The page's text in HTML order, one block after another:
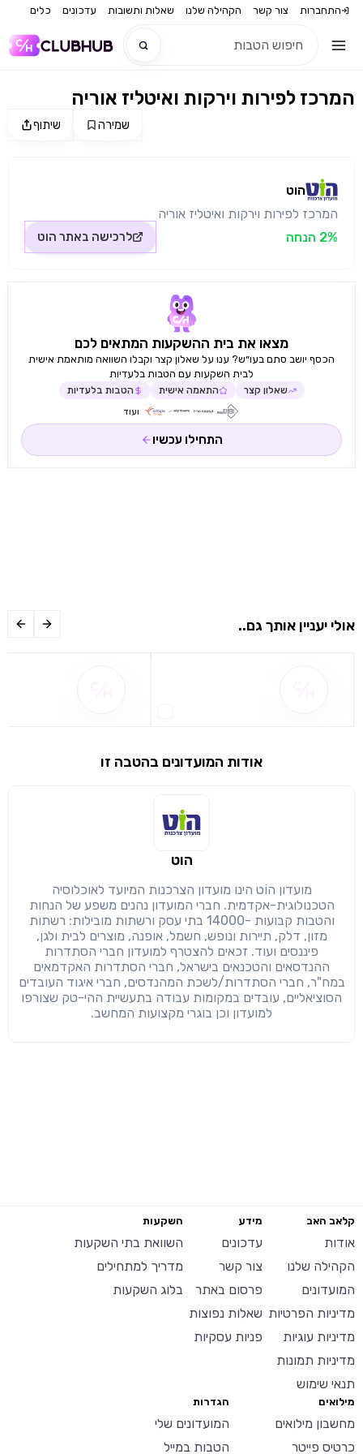
התחברות צור קשר הקהילה שלנו שאלות ותשובות עדכונים כלים
שיתוף
מימוש הטבה זו ניתן רק לחברי
שיתוף שמירה
המרכז לפירות וירקות ואיטליז אוריה
הוט
המרכז לפירות וירקות ואיטליז אוריה
2% הנחה
לרכישה באתר הוט
מצאו את בית ההשקעות המתאים לכם
הכסף יושב סתם בעו״ש? ענו על שאלון קצר וקבלו השוואה מותאמת אישית
לבית השקעות עם הטבות בלעדיות
שאלון קצר התאמה אישית הטבות בלעדיות
ועוד
התחילו עכשיו
אולי יעניין אותך גם..
אודות המועדונים בהטבה זו
הוט
מועדון הוֹט הינו מועדון הצרכנות המיועד לאוכלוסיה
הטכנולוגית-אקדמית. חברי המועדון נהנים משפע של הנחות
והטבות קבועות -14000 בתי עסק ורשתות מובילות: רשתות
מזון, דלק, תיירות ונופש, חשמל, אופנה, מוצרים לבית ולגן,
פיננסים ועוד. זכאים להצטרף למועדון חברי הסתדרות
ההנדסאים והטכנאים בישראל, חברי הסתדרות האקדמאים
במח"ר, חברי הסתדרות/לשכת המהנדסים, חברי איגוד העובדים
הסוציאליים, עובדים במקומות עבודה בתעשיית ההי-טק שצורפו
למועדון וכן בוגרי מקצועות המחשב.
קלאב האב
אודות
הקהילה שלנו
המועדונים
מדיניות הפרטיות
מדיניות עוגיות
מדיניות תמונות
תנאי שימוש
מידע
עדכונים
צור קשר
פרסום באתר
שאלות נפוצות
פניות עסקיות
השקעות
השוואת בתי השקעות
מדריך למתחילים
בלוג השקעות
מילואים
מחשבון מילואים
כרטיס פייטר
הגדרות
המועדונים שלי
הטבות במייל